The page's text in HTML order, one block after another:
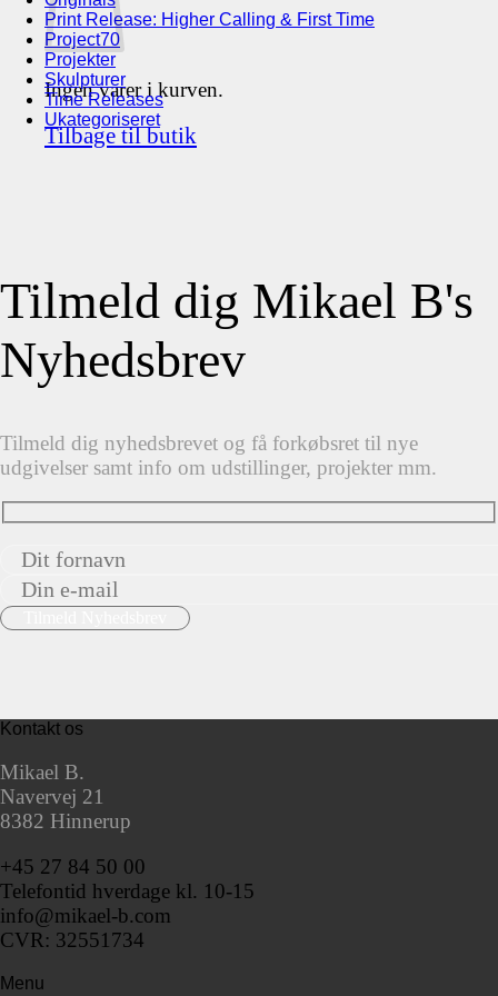
Ingen varer i kurven.
Tilbage til butik
Print Release: Higher Calling & First Time
Project70
Projekter
Skulpturer
Time Releases
Ukategoriseret
Tilmeld dig Mikael B's
Nyhedsbrev
Tilmeld dig nyhedsbrevet og få forkøbsret til nye
udgivelser samt info om udstillinger, projekter mm.
Kontakt os
Mikael B.
Navervej 21
8382 Hinnerup
+45 27 84 50 00
Telefontid hverdage kl. 10-15
info@mikael-b.com
CVR: 32551734
Menu